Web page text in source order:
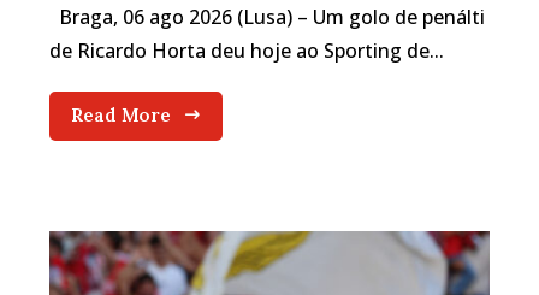
Braga, 06 ago 2026 (Lusa) – Um golo de penálti
de Ricardo Horta deu hoje ao Sporting de...
Read More